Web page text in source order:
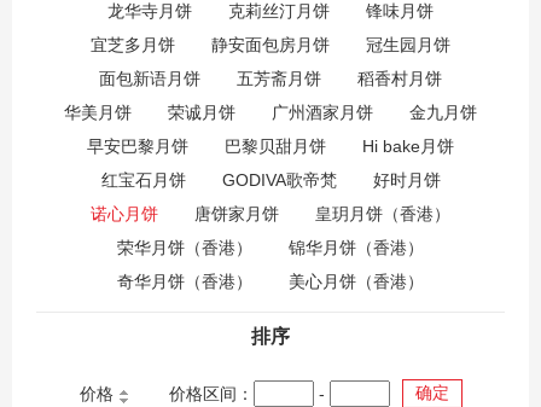
龙华寺月饼
克莉丝汀月饼
锋味月饼
宜芝多月饼
静安面包房月饼
冠生园月饼
面包新语月饼
五芳斋月饼
稻香村月饼
华美月饼
荣诚月饼 广州酒家月饼
金九月饼
早安巴黎月饼
巴黎贝甜月饼
Hi bake月饼
红宝石月饼
GODIVA歌帝梵
好时月饼
诺心月饼
唐饼家月饼
皇玥月饼（香港）
荣华月饼（香港）
锦华月饼（香港）
奇华月饼（香港）
美心月饼（香港）
排序
价格 价格区间： - 确定